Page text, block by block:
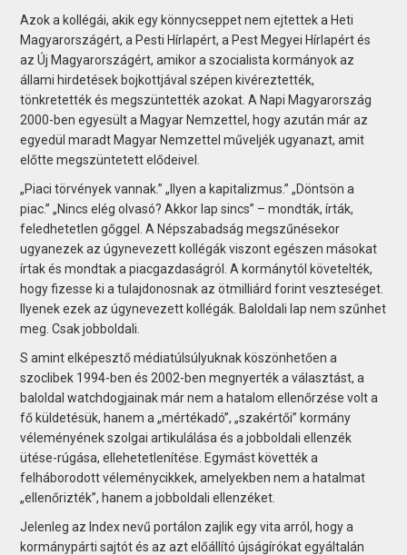
Azok a kollégái, akik egy könnycseppet nem ejtettek a Heti
Magyarországért, a Pesti Hírlapért, a Pest Megyei Hírlapért és
az Új Magyarországért, amikor a szocialista kormányok az
állami hirdetések bojkottjával szépen kivéreztették,
tönkretették és megszüntették azokat. A Napi Magyarország
2000-ben egyesült a Magyar Nemzettel, hogy azután már az
egyedül maradt Magyar Nemzettel műveljék ugyanazt, amit
előtte megszüntetett elődeivel.
„Piaci törvények vannak.” „Ilyen a kapitalizmus.” „Döntsön a
piac.” „Nincs elég olvasó? Akkor lap sincs” – mondták, írták,
feledhetetlen gőggel. A Népszabadság megszűnésekor
ugyanezek az úgynevezett kollégák viszont egészen másokat
írtak és mondtak a piacgazdaságról. A kormánytól követelték,
hogy fizesse ki a tulajdonosnak az ötmilliárd forint veszteséget.
Ilyenek ezek az úgynevezett kollégák. Baloldali lap nem szűnhet
meg. Csak jobboldali.
S amint elképesztő médiatúlsúlyuknak köszönhetően a
szoclibek 1994-ben és 2002-ben megnyerték a választást, a
baloldal watchdogjainak már nem a hatalom ellenőrzése volt a
fő küldetésük, hanem a „mértékadó”, „szakértői” kormány
véleményének szolgai artikulálása és a jobboldali ellenzék
ütése-rúgása, ellehetetlenítése. Egymást követték a
felháborodott véleménycikkek, amelyekben nem a hatalmat
„ellenőrizték”, hanem a jobboldali ellenzéket.
Jelenleg az Index nevű portálon zajlik egy vita arról, hogy a
kormánypárti sajtót és az azt előállító újságírókat egyáltalán